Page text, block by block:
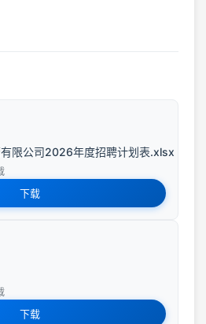
限公司2026年度招聘计划表.xlsx
下载
下载